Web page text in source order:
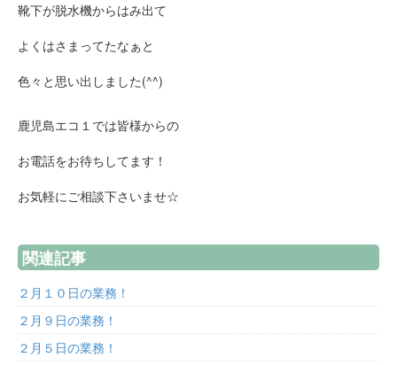
靴下が脱水機からはみ出て
よくはさまってたなぁと
色々と思い出しました(^^)
鹿児島エコ１では皆様からの
お電話をお待ちしてます！
お気軽にご相談下さいませ☆
関連記事
２月１０日の業務！
２月９日の業務！
２月５日の業務！